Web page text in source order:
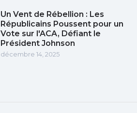
Un Vent de Rébellion : Les
Républicains Poussent pour un
Vote sur l'ACA, Défiant le
Président Johnson
décembre 14, 2025